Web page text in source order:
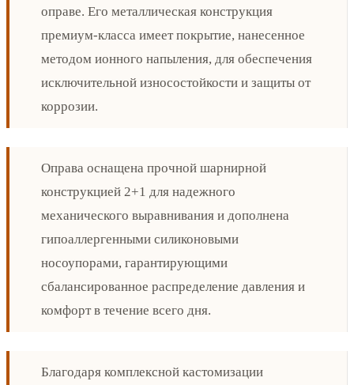
оправе. Его металлическая конструкция
премиум-класса имеет покрытие, нанесенное
методом ионного напыления, для обеспечения
исключительной износостойкости и защиты от
коррозии.
Оправа оснащена прочной шарнирной
конструкцией 2+1 для надежного
механического выравнивания и дополнена
гипоаллергенными силиконовыми
носоупорами, гарантирующими
сбалансированное распределение давления и
комфорт в течение всего дня.
Благодаря комплексной кастомизации